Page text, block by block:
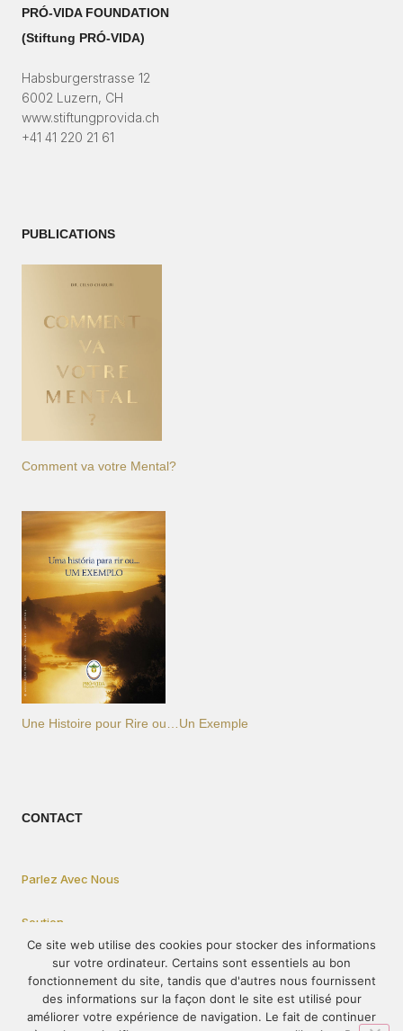
PRÓ-VIDA FOUNDATION
(Stiftung PRÓ-VIDA)​
Habsburgerstrasse 12
6002 Luzern, CH
www.stiftungprovida.ch
+41 41 220 21 61
PUBLICATIONS
Comment va votre Mental?
Une Histoire pour Rire ou…Un Exemple
CONTACT
Parlez Avec Nous
Soutien
Privacy Statement
Comment participer
Ce site web utilise des cookies pour stocker des informations
sur votre ordinateur. Certains sont essentiels au bon
fonctionnement du site, tandis que d'autres nous fournissent
des informations sur la façon dont le site est utilisé pour
améliorer votre expérience de navigation. Le fait de continuer